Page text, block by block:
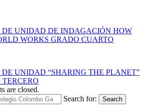
DE UNIDAD DE INDAGACIÓN HOW
WORKS GRADO CUARTO
DE UNIDAD “SHARING THE PLANET”
are closed.
Search for:
Search